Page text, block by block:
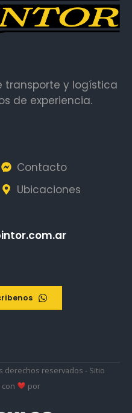
transporte y logística
de experiencia.
Contacto
Ubicaciones
derechos reservados - Sitio
por